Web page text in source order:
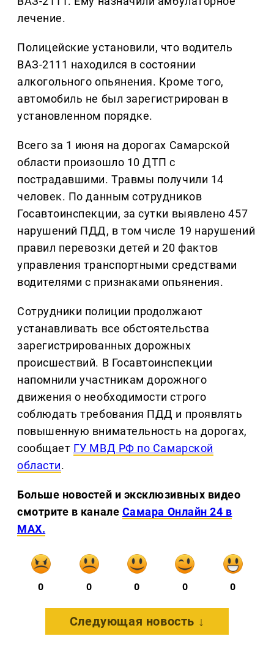
лечение.
Полицейские установили, что водитель
ВАЗ-2111 находился в состоянии
алкогольного опьянения. Кроме того,
автомобиль не был зарегистрирован в
установленном порядке.
Всего за 1 июня на дорогах Самарской
области произошло 10 ДТП с
пострадавшими. Травмы получили 14
человек. По данным сотрудников
Госавтоинспекции, за сутки выявлено 457
нарушений ПДД, в том числе 19 нарушений
правил перевозки детей и 20 фактов
управления транспортными средствами
водителями с признаками опьянения.
Сотрудники полиции продолжают
устанавливать все обстоятельства
зарегистрированных дорожных
происшествий. В Госавтоинспекции
напомнили участникам дорожного
движения о необходимости строго
соблюдать требования ПДД и проявлять
повышенную внимательность на дорогах,
сообщает ГУ МВД РФ по Самарской
области.
Больше новостей и эксклюзивных видео
смотрите в канале Самара Онлайн 24 в
MAX.
0 0 0 0 0
Следующая новость ↓